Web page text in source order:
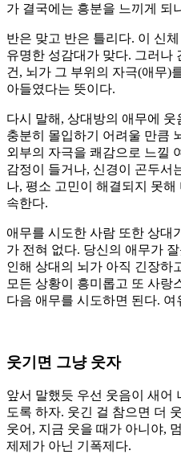
가 결국에는 흥분을 느끼게 되
반은 맞고 반은 틀리다. 이 신
유명한 성감대가 맞다. 그러나
건, 뇌가 그 부위의 자극(애무)
아들였다는 뜻이다.
다시 말해, 상대방의 애무에 웃
충분히 몰입하기 어려울 만큼
외부의 자극을 쾌감으로 느낄
감정이 들거나, 신경이 곤두서
나, 평소 고민이 해결되지 못해
속한다.
애무를 시도한 사람 또한 상대
가 전혀 없다. 당신의 애무가
인해 상대의 뇌가 아직 긴장하
모든 상황이 흥미롭고 또 사랑
다음 애무를 시도하면 된다. 여
웃기면 그냥 웃자
앞서 말했듯 우선 웃음이 새어
도록 하자. 웃긴 걸 참으면 더
웃어, 지금 웃을 때가 아니야,
제제가 아닌 기폭제다.